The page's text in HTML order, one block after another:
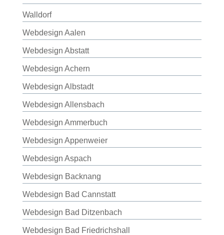
Walldorf
Webdesign Aalen
Webdesign Abstatt
Webdesign Achern
Webdesign Albstadt
Webdesign Allensbach
Webdesign Ammerbuch
Webdesign Appenweier
Webdesign Aspach
Webdesign Backnang
Webdesign Bad Cannstatt
Webdesign Bad Ditzenbach
Webdesign Bad Friedrichshall